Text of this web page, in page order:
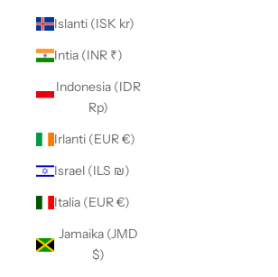
Islanti (ISK kr)
Intia (INR ₹)
Indonesia (IDR
Rp)
Irlanti (EUR €)
Israel (ILS ₪)
Italia (EUR €)
Jamaika (JMD
$)